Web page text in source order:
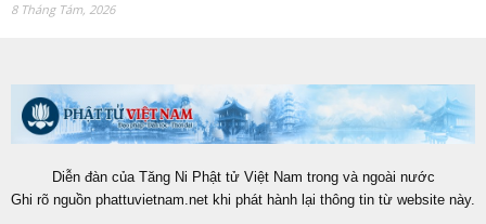
8 Tháng Tám, 2026
Diễn đàn của Tăng Ni Phật tử Việt Nam trong và ngoài nước
Ghi rõ nguồn phattuvietnam.net khi phát hành lại thông tin từ website này.